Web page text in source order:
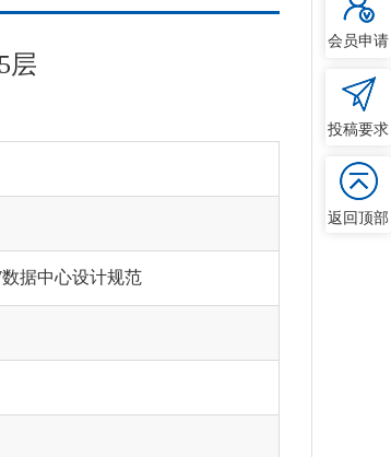
层
数据中心设计规范
会员申请
投稿要求
返回顶部